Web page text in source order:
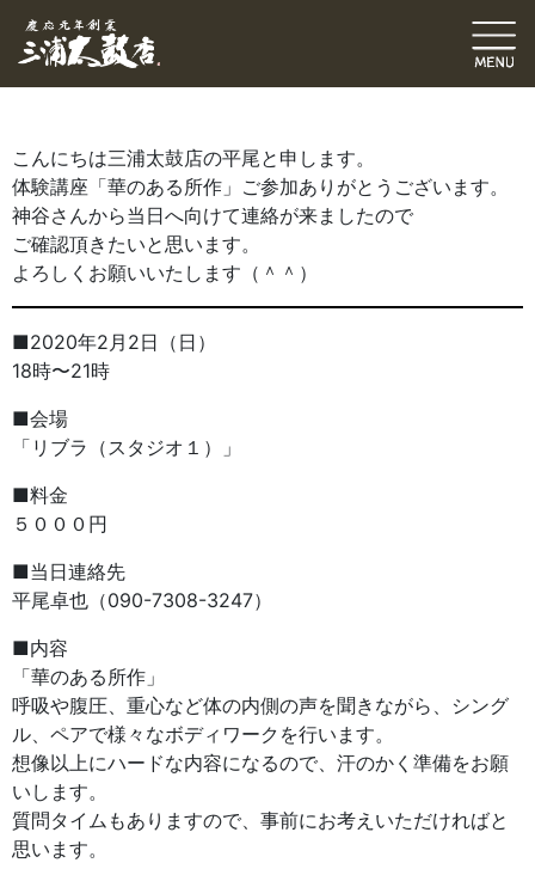
スタッフブログ
平尾卓也（タクちゃん）
こんにちは三浦太鼓店の平尾と申します。
体験講座「華のある所作」ご参加ありがとうございます。
神谷さんから当日へ向けて連絡が来ましたので
ご確認頂きたいと思います。
よろしくお願いいたします（＾＾）
■2020年2月2日（日）
18時〜21時
■会場
「リブラ（スタジオ１）」
■料金
５０００円
■当日連絡先
平尾卓也（090-7308-3247）
■内容
「華のある所作」
呼吸や腹圧、重心など体の内側の声を聞きながら、シング
ル、ペアで様々なボディワークを行います。
想像以上にハードな内容になるので、汗のかく準備をお願
いします。
質問タイムもありますので、事前にお考えいただければと
思います。